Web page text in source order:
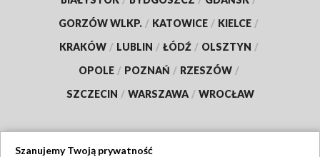
GORZÓW WLKP. / KATOWICE / KIELCE /
KRAKÓW / LUBLIN / ŁÓDŹ / OLSZTYN /
OPOLE / POZNAŃ / RZESZÓW /
SZCZECIN / WARSZAWA / WROCŁAW
Szanujemy Twoją prywatność